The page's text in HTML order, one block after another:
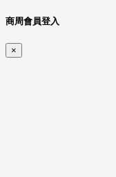
商周會員登入
×